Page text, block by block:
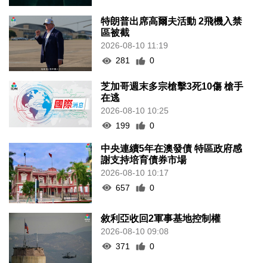
特朗普出席高爾夫活動 2飛機入禁
區被截
2026-08-10 11:19
281
0
芝加哥週末多宗槍擊3死10傷 槍手
在逃
2026-08-10 10:25
199
0
中央連續5年在澳發債 特區政府感
謝支持培育債券市場
2026-08-10 10:17
657
0
敘利亞收回2軍事基地控制權
2026-08-10 09:08
371
0